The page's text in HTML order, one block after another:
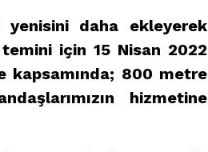
yenisini daha ekleyerek
için 15 Nisan 2022
kapsamında; 800 metre
hizmetine